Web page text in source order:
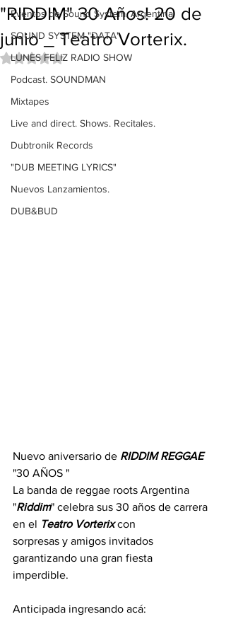
Eventos de Sound System. Argentina
SOUND SYSTEM "DATA"
LUNES FELIZ RADIO SHOW
Podcast. SOUNDMAN
Mixtapes
Live and direct. Shows. Recitales.
Dubtronik Records
"DUB MEETING LYRICS"
Nuevos Lanzamientos.
DUB&BUD
"RIDDIM" 30 Años! 20 de
junio _ Teatro Vorterix.
Obtuvo NaN de 5 estrellas.
Nuevo aniversario de RIDDIM REGGAE
"30 AÑOS "
La banda de reggae roots Argentina
"Riddim" celebra sus 30 años de carrera
en el Teatro Vorterix con
sorpresas y amigos invitados
garantizando una gran fiesta
imperdible.
Anticipada ingresando acá: